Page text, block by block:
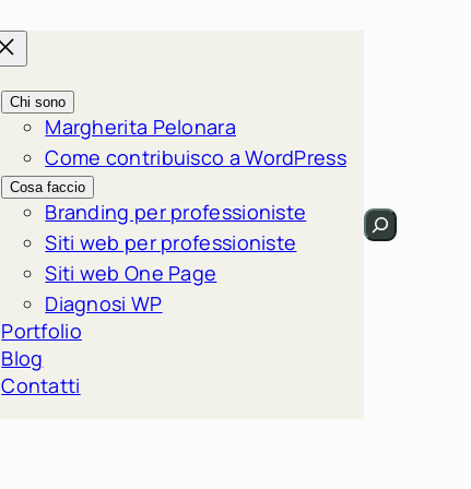
Chi sono
Margherita Pelonara
Come contribuisco a WordPress
Cosa faccio
Branding per professioniste
Siti web per professioniste
Siti web One Page
Diagnosi WP
Portfolio
Blog
Contatti
Cerca